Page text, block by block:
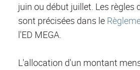
juin ou début juillet. Les règles
sont précisées dans le
l'ED MEGA.
L'allocation d'un montant